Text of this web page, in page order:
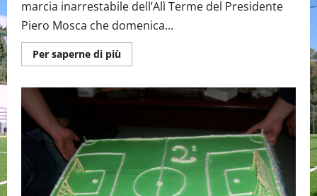
marcia inarrestabile dell’Alì Terme del Presidente
Piero Mosca che domenica...
Per saperne di piùMaggiori
informazioni
esterna
della
in
casa
dello
Zafferia.